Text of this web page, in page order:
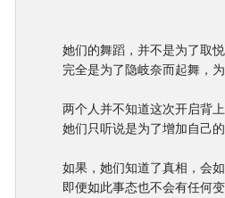
她们的舞蹈，并不是为了取悦
完全是为了隐岐奈而起舞，为
两个人并不知道这次开启背上
她们只听说是为了增加自己的
如果，她们知道了真相，会如
即便如此事态也不会有任何变